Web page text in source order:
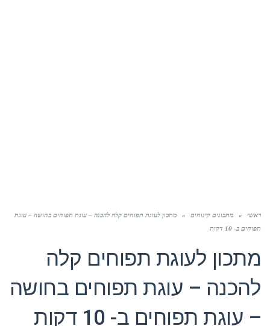
ראשי » מתכונים קינוחים »
מתכון לעוגת תפוחים קלה להכנה – עוגת תפוחים בחושה – עוגת
תפוחים ב- 10 דקות
מתכון לעוגת תפוחים קלה
להכנה – עוגת תפוחים בחושה
– עוגת תפוחים ב- 10 דקות